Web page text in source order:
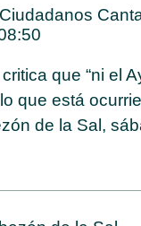
que “ni el
que está
de la Sal,